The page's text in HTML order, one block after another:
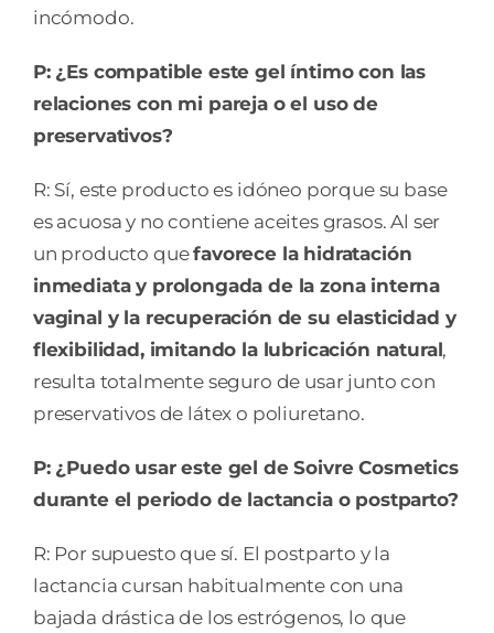
incómodo.
P: ¿Es compatible este gel íntimo con las
relaciones con mi pareja o el uso de
preservativos?
R: Sí, este producto es idóneo porque su base
es acuosa y no contiene aceites grasos. Al ser
un producto quefavorece la hidratación
inmediata y prolongada de la zona interna
vaginal y la recuperación de su elasticidad y
flexibilidad, imitando la lubricación natural,
resulta totalmente seguro de usar junto con
preservativos de látex o poliuretano.
P: ¿Puedo usar este gel de Soivre Cosmetics
durante el periodo de lactancia o postparto?
R: Por supuesto que sí. El postparto y la
lactancia cursan habitualmente con una
bajada drástica de los estrógenos, lo que